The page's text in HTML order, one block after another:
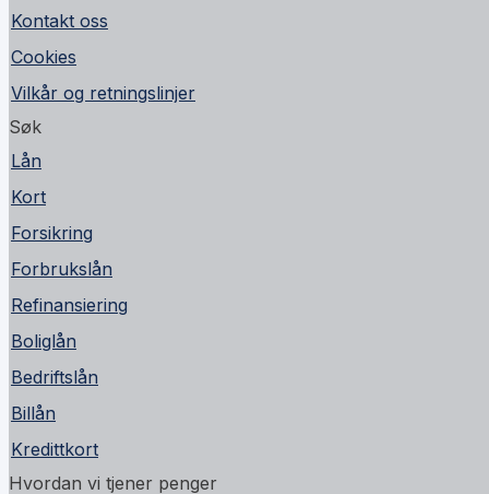
Kontakt oss
Cookies
Vilkår og retningslinjer
Søk
Lån
Kort
Forsikring
Forbrukslån
Refinansiering
Boliglån
Bedriftslån
Billån
Kredittkort
Hvordan vi tjener penger